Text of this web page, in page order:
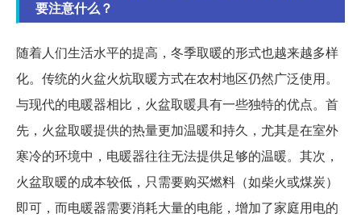
要注意什么？
随着人们生活水平的提高，冬季取暖的形式也越来越多样
化。传统的火盆火炕取暖方式在农村地区仍然广泛使用。
与现代的电暖器相比，火盆取暖具有一些独特的优点。首
先，火盆取暖提供的热量更加温暖和持久，尤其是在室外
寒冷的环境中，电暖器往往无法提供足够的温暖。其次，
火盆取暖的成本较低，只需要购买燃料（如柴火或煤炭）
即可，而电暖器需要消耗大量的电能，增加了家庭用电的